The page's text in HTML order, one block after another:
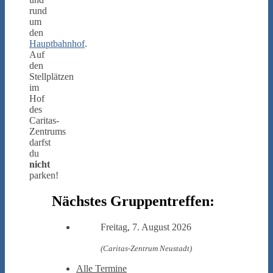
rund
um
den
Hauptbahnhof.
Auf
den
Stellplätzen
im
Hof
des
Caritas-
Zentrums
darfst
du
nicht
parken!
Nächstes Gruppentreffen:
Freitag, 7. August 2026
(Caritas-Zentrum Neustadt)
Alle Termine